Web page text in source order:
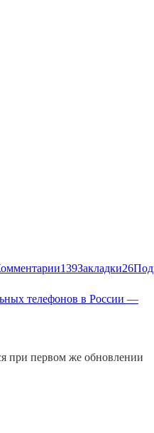
139Закладки26
телефонов в России —
при первом же обновлении